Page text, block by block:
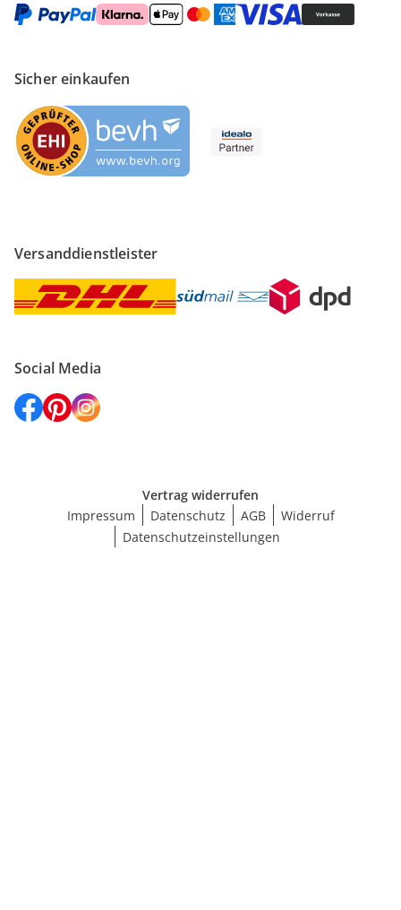
Sicher einkaufen
Versanddienstleister
Social Media
Vertrag widerrufen
Impressum
Datenschutz AGB
Widerruf
Datenschutzeinstellungen